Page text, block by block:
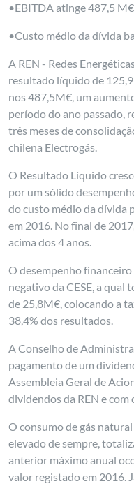
•EBITDA atinge 487,5 M€
•Custo médio da dívida
A REN - Redes
resultado líquido de
nos 487,5M€, um
período do ano passado,
três meses de
chilena Electrogás.
O Resultado Líquido
por um sólido
do custo médio da dívida
em 2016. No final de
acima dos 4 anos.
O desempenho
negativo da CESE, a
de 25,8M€, colocando a
38,4% dos resultados.
A Conselho de
pagamento de um
Assembleia Geral de
dividendos da REN e
O consumo de gás
elevado de sempre,
anterior máximo anual
valor registado em 2016.